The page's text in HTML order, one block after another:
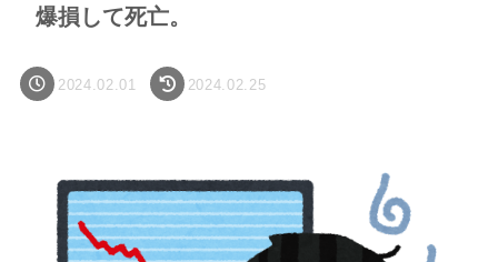
爆損して死亡。
2024.02.01 2024.02.25